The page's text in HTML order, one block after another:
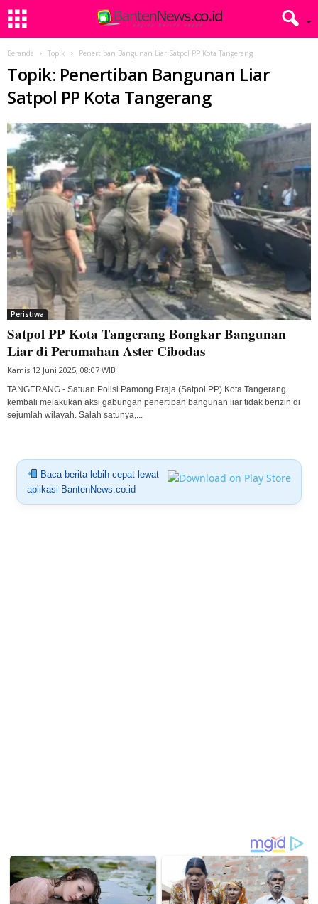
Beranda Topik Penertiban Bangunan Liar Satpol PP Kota Tangerang
Topik: Penertiban Bangunan Liar
Satpol PP Kota Tangerang
Peristiwa
Satpol PP Kota Tangerang Bongkar Bangunan
Liar di Perumahan Aster Cibodas
Kamis 12 Juni 2025, 08:07 WIB
TANGERANG - Satuan Polisi Pamong Praja (Satpol PP) Kota Tangerang
kembali melakukan aksi gabungan penertiban bangunan liar tidak berizin di
sejumlah wilayah. Salah satunya,...
Baca berita lebih cepat lewat
aplikasi BantenNews.co.id